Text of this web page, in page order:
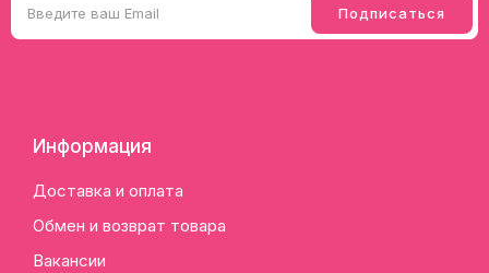
Информация
Доставка и оплата
Обмен и возврат товара
Вакансии